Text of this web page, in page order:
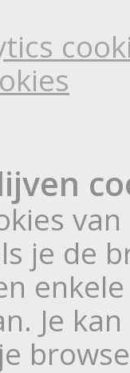
je de
Je